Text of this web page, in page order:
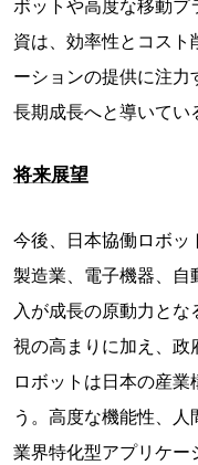
ボットや高度な移動プ
資は、効率性とコスト
ーションの提供に注
長期成長へと導いてい
将来展望
今後、日本協働ロボッ
製造業、電子機器、自
入が成長の原動力と
視の高まりに加え、政
ロボットは日本の産
う。高度な機能性、人
業界特化型アプリケ